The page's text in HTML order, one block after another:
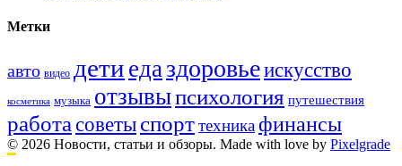
Метки
авто видео дети едаздоровьеискусство
косметика музыка отзывыпсихология путешествия
работа советы спорттехникафинансы
© 2026 Новости, статьи и обзоры. Made with love by Pixelgrade